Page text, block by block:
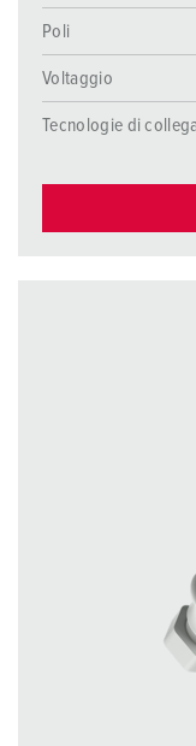
Poli
Voltaggio
Tecnologie di